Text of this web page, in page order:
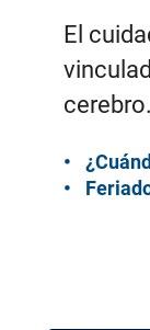
El
cerebro.